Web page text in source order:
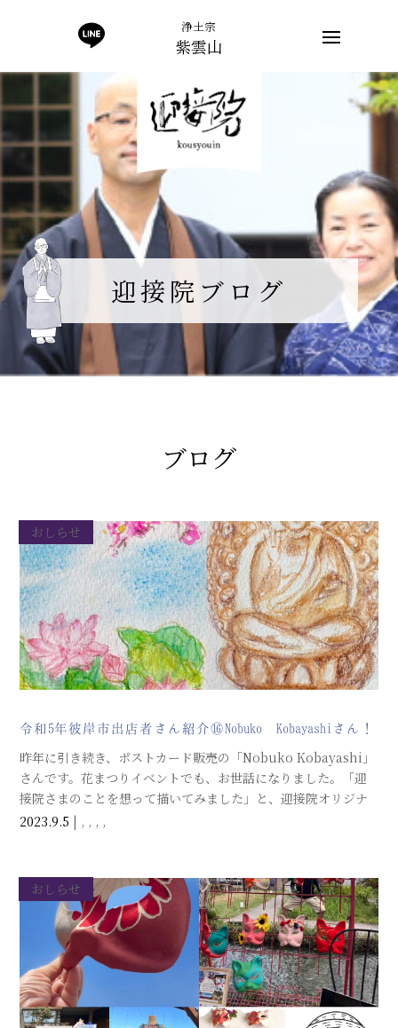
浄土宗
紫雲山
迎接院ブログ
ブログ
令和5年彼岸市出店者さん紹介⑯Nobuko Kobayashiさん！
2023.9.5 |
おしらせ
, , , ,
昨年に引き続き、ポストカード販売の「Nobuko Kobayashi」
さんです。花まつりイベントでも、お世話になりました。「迎
接院さまのことを想って描いてみました」と、迎接院オリジナ
ルのポストカードを、お彼岸市のために描き下ろしてください
おしらせ